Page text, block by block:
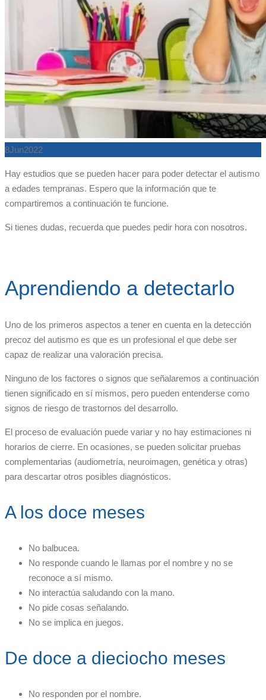
8Jun2022
Hay estudios que se pueden hacer para poder detectar el autismo
a edades tempranas. Espero que la información que te
compartiremos a continuación te funcione.
Si tienes dudas, recuerda que puedes pedir hora con nosotros.
Aprendiendo a detectarlo
Uno de los primeros aspectos a tener en cuenta en la detección
precoz del autismo es que es un profesional el que debe ser
capaz de realizar una valoración precisa.
Ninguno de los factores o signos que señalaremos a continuación
tienen significado en sí mismos, pero pueden entenderse como
signos de riesgo de trastornos del desarrollo.
El proceso de evaluación puede variar y no hay estimaciones ni
horarios de cierre. En ocasiones, se pueden solicitar pruebas
complementarias (audiometría, neuroimagen, genética y otras)
para descartar otros posibles diagnósticos.
A los doce meses
No balbucea.
No responde cuando le llamas por el nombre y no se
reconoce a sí mismo.
No interactúa saludando con la mano.
No pide cosas señalando.
No se implica en juegos.
De doce a dieciocho meses
No responden por el nombre.